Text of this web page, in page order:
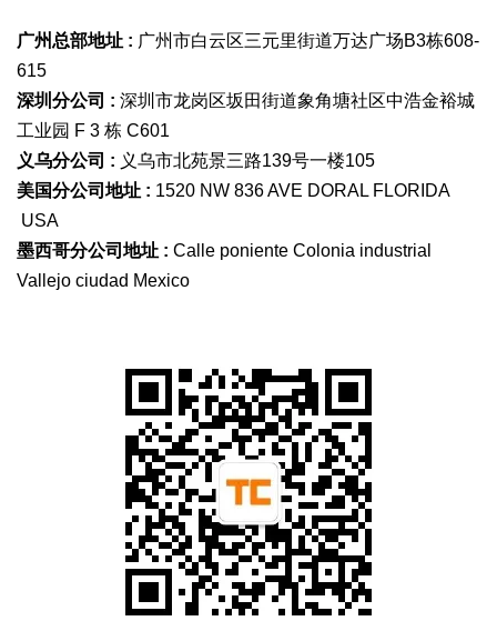
广州总部地址 : 广州市白云区三元里街道万达广场B3栋608-
615
深圳分公司 : 深圳市龙岗区坂田街道象角塘社区中浩金裕城
工业园 F 3 栋 C601
义乌分公司 : 义乌市北苑景三路139号一楼105
美国分公司地址 : 1520 NW 836 AVE DORAL FLORIDA
USA
墨西哥分公司地址 : Calle poniente Colonia industrial
Vallejo ciudad Mexico